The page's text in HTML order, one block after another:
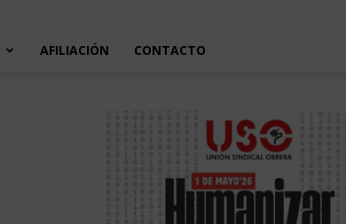
AFILIACIÓN CONTACTO